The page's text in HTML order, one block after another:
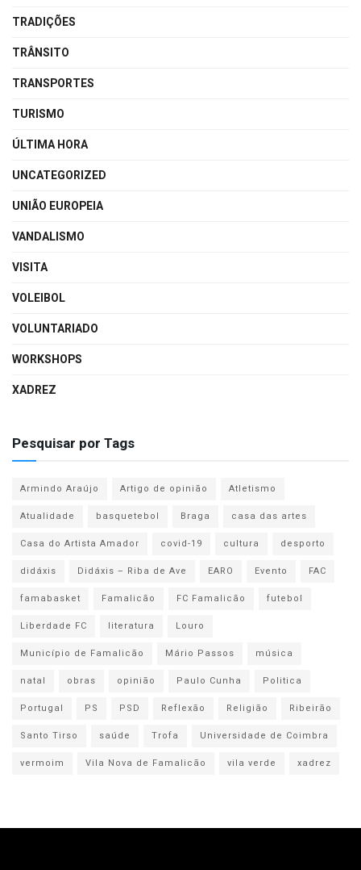
TRADIÇÕES
TRÂNSITO
TRANSPORTES
TURISMO
ÚLTIMA HORA
UNCATEGORIZED
UNIÃO EUROPEIA
VANDALISMO
VISITA
VOLEIBOL
VOLUNTARIADO
WORKSHOPS
XADREZ
Pesquisar por Tags
Armindo Araújo Artigo de opinião
Atletismo
Atualidade
basquetebol Braga
casa das artes
Casa do Artista Amador
covid-19 cultura
desporto
didáxis
Didáxis – Riba de Ave EARO Evento
FAC
famabasket
Famalicão FC Famalicão
futebol
Liberdade FC
literatura
Louro
Município de Famalicão
Mário Passos
música
natal
obras opinião Paulo Cunha
Politica
Portugal
PS PSD Reflexão Religião
Ribeirão
Santo Tirso
saúde Trofa
Universidade de Coimbra
vermoim
Vila Nova de Famalicão vila verde xadrez